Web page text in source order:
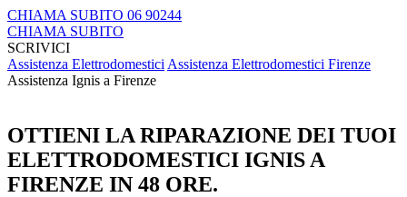
CHIAMA SUBITO 06 90244
CHIAMA SUBITO
SCRIVICI
Assistenza Elettrodomestici Assistenza Elettrodomestici Firenze
Assistenza Ignis a Firenze
OTTIENI LA RIPARAZIONE DEI TUOI
ELETTRODOMESTICI IGNIS A
FIRENZE IN 48 ORE.